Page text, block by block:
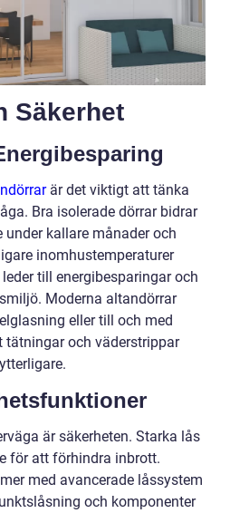
Säkerhet
är det viktigt att tänka
Bra isolerade dörrar bidrar
kallare månader och
inomhustemperaturer
till energibesparingar och
Moderna altandörrar
eller till och med
tätningar och väderstrippar
är säkerheten. Starka lås
för att förhindra inbrott.
med avancerade låssystem
och komponenter